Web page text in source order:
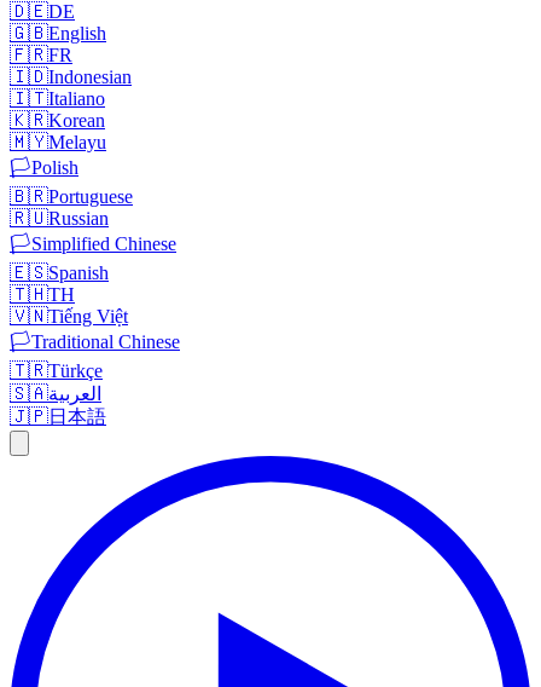
🇩🇪DE
🇬🇧English
🇫🇷FR
🇮🇩Indonesian
🇮🇹Italiano
🇰🇷Korean
🇲🇾Melayu
🏳️Polish
🇧🇷Portuguese
🇷🇺Russian
🏳️Simplified Chinese
🇪🇸Spanish
🇹🇭TH
🇻🇳Tiếng Việt
🏳️Traditional Chinese
🇹🇷Türkçe
🇸🇦العربية
🇯🇵日本語